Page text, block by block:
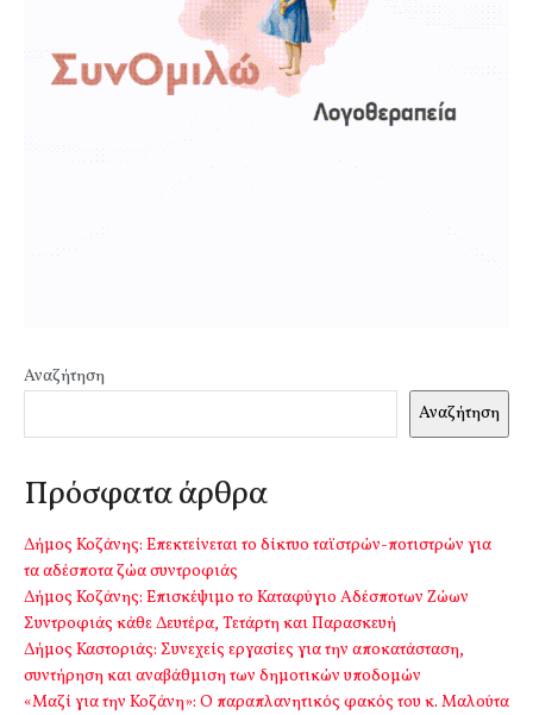
Αναζήτηση
Αναζήτηση
Πρόσφατα άρθρα
Δήμος Κοζάνης: Επεκτείνεται το δίκτυο ταϊστρών-ποτιστρών για
τα αδέσποτα ζώα συντροφιάς
Δήμος Κοζάνης: Επισκέψιμο το Καταφύγιο Αδέσποτων Ζώων
Συντροφιάς κάθε Δευτέρα, Τετάρτη και Παρασκευή
Δήμος Καστοριάς: Συνεχείς εργασίες για την αποκατάσταση,
συντήρηση και αναβάθμιση των δημοτικών υποδομών
«Μαζί για την Κοζάνη»: Ο παραπλανητικός φακός του κ. Μαλούτα